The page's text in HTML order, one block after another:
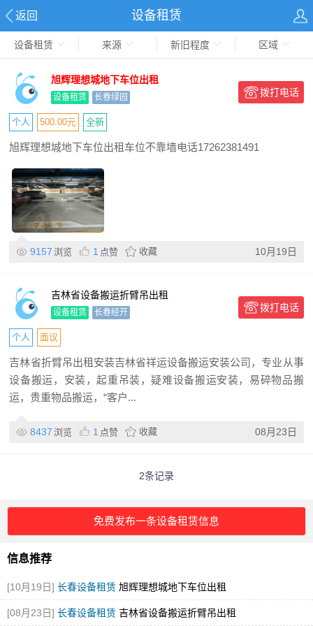
返回 设备租赁
设备租赁 来源 新旧程度 区域
旭辉理想城地下车位出租
设备租赁 长春绿园 拨打电话
个人 500.00元 全新
旭辉理想城地下车位出租车位不靠墙电话17262381491
9157 浏览 1 点赞 收藏 10月19日
吉林省设备搬运折臂吊出租
设备租赁 长春经开 拨打电话
个人 面议
吉林省折臂吊出租安装吉林省祥运设备搬运安装公司，专业从事
设备搬运，安装，起重吊装，疑难设备搬运安装，易碎物品搬
运，贵重物品搬运，“客户...
8437 浏览 1 点赞 收藏 08月23日
2条记录
免费发布一条设备租赁信息
信息推荐
[10月19日] 长春设备租赁 旭辉理想城地下车位出租
[08月23日] 长春设备租赁 吉林省设备搬运折臂吊出租